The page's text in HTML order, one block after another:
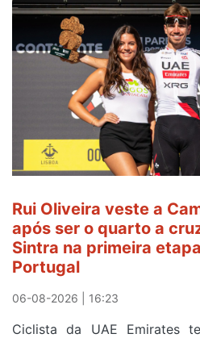
sexto
e
continua
Camisola
Amarela
ao
da
etapa
da
Volta
a
Portugal
Rui Oliveira veste a
após ser o quarto a
Sintra na primeira
Portugal
06-08-2026 | 16:23
Ciclista da UAE Emirates